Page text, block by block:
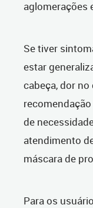
aglomerações
Se tiver
estar
cabeça, dor
de
atendimento
máscara de
Para os